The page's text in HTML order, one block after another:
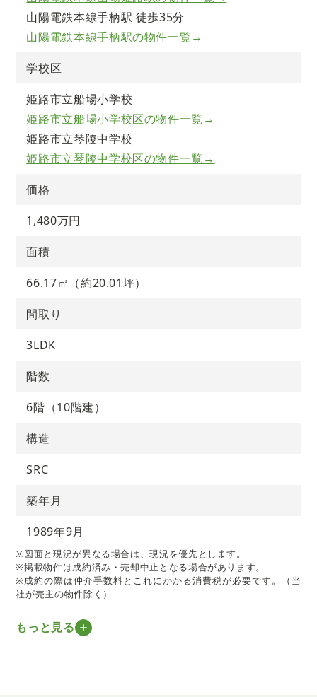
山陽電鉄本線手柄駅 徒歩35分
山陽電鉄本線手柄駅の物件一覧→
学校区
姫路市立船場小学校
姫路市立船場小学校区の物件一覧→
姫路市立琴陵中学校
姫路市立琴陵中学校区の物件一覧→
価格
1,480万円
面積
66.17㎡（約20.01坪）
間取り
3LDK
階数
6階（10階建）
構造
SRC
築年月
1989年9月
※図面と現況が異なる場合は、現況を優先とします。
※掲載物件は成約済み・売却中止となる場合があります。
※成約の際は仲介手数料とこれにかかる消費税が必要です。（当
社が売主の物件除く）
もっと見る